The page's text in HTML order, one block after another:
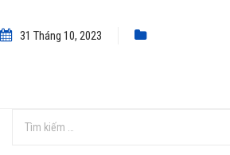
31 Tháng 10, 2023